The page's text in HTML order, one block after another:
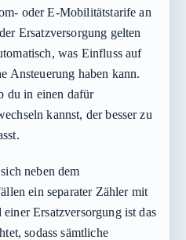
oder E-Mobilitätstarife an
Ersatzversorgung gelten
was Einfluss auf
Ansteuerung haben kann.
du in einen dafür
kannst, der besser zu
neben dem
ein separater Zähler mit
Ersatzversorgung ist das
sodass sämtliche